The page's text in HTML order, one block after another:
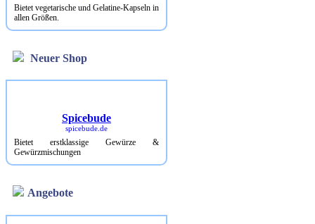
allen Größen.
Bietet erstklassige Gewürze &
Gewürzmischungen